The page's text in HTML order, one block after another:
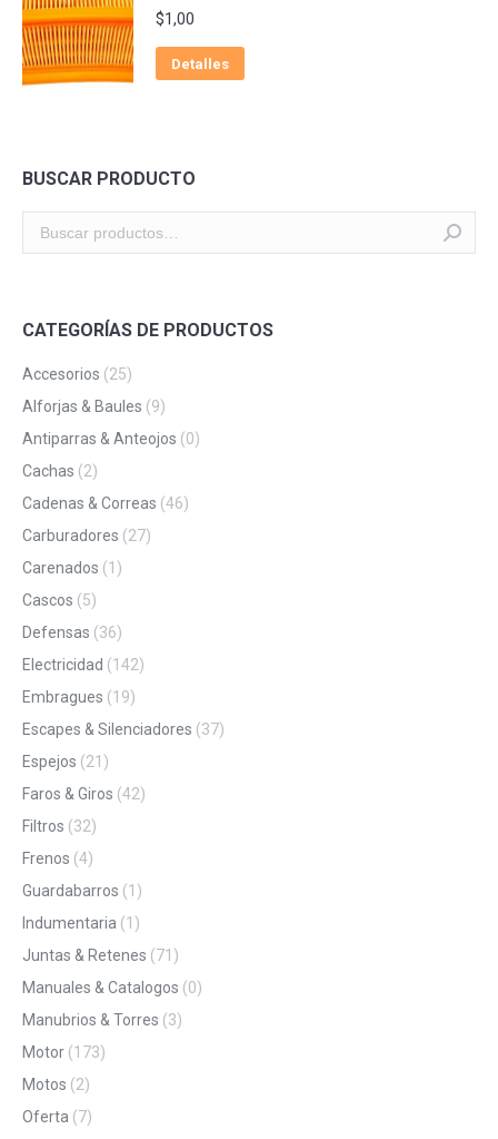
$1,00
Detalles
BUSCAR PRODUCTO
CATEGORÍAS DE PRODUCTOS
Accesorios (25)
Alforjas & Baules (9)
Antiparras & Anteojos (0)
Cachas (2)
Cadenas & Correas (46)
Carburadores (27)
Carenados (1)
Cascos (5)
Defensas (36)
Electricidad (142)
Embragues (19)
Escapes & Silenciadores (37)
Espejos (21)
Faros & Giros (42)
Filtros (32)
Frenos (4)
Guardabarros (1)
Indumentaria (1)
Juntas & Retenes (71)
Manuales & Catalogos (0)
Manubrios & Torres (3)
Motor (173)
Motos (2)
Oferta (7)